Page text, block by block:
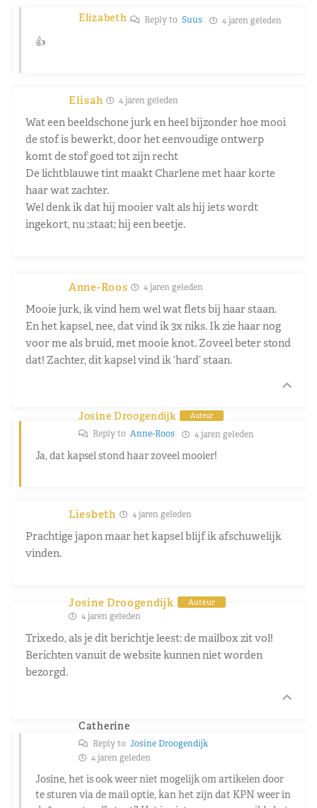
Elizabeth Reply toSuus 4 jaren geleden
👍
Elisah 4 jaren geleden
Wat een beeldschone jurk en heel bijzonder hoe mooi
de stof is bewerkt, door het eenvoudige ontwerp
komt de stof goed tot zijn recht
De lichtblauwe tint maakt Charlene met haar korte
haar wat zachter.
Wel denk ik dat hij mooier valt als hij iets wordt
ingekort, nu ;staat; hij een beetje.
Anne-Roos 4 jaren geleden
Mooie jurk, ik vind hem wel wat flets bij haar staan.
En het kapsel, nee, dat vind ik 3x niks. Ik zie haar nog
voor me als bruid, met mooie knot. Zoveel beter stond
dat! Zachter, dit kapsel vind ik ‘hard’ staan.
Josine Droogendijk Auteur
Reply to Anne-Roos 4 jaren geleden
Ja, dat kapsel stond haar zoveel mooier!
Liesbeth 4 jaren geleden
Prachtige japon maar het kapsel blijf ik afschuwelijk
vinden.
Josine Droogendijk Auteur
4 jaren geleden
Trixedo, als je dit berichtje leest: de mailbox zit vol!
Berichten vanuit de website kunnen niet worden
bezorgd.
Catherine
Reply to Josine Droogendijk
4 jaren geleden
Josine, het is ook weer niet mogelijk om artikelen door
te sturen via de mail optie, kan het zijn dat KPN weer in